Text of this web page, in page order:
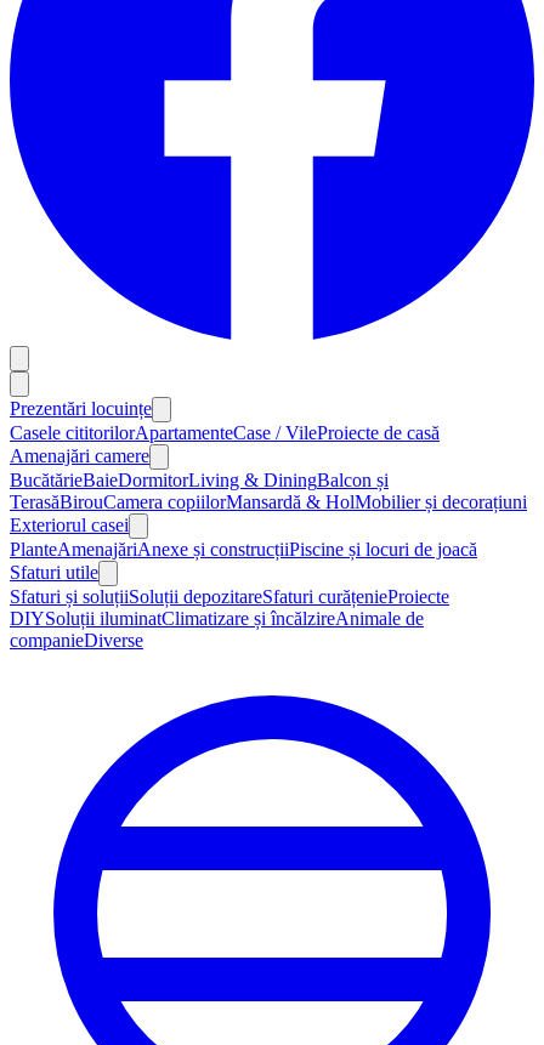
Prezentări locuințe
Casele cititorilorApartamenteCase / VileProiecte de casă
Amenajări camere
BucătărieBaieDormitorLiving & DiningBalcon și
TerasăBirouCamera copiilorMansardă & HolMobilier și decorațiuni
Exteriorul casei
PlanteAmenajăriAnexe și construcțiiPiscine și locuri de joacă
Sfaturi utile
Sfaturi și soluțiiSoluții depozitareSfaturi curățenieProiecte
DIYSoluții iluminatClimatizare și încălzireAnimale de
companieDiverse